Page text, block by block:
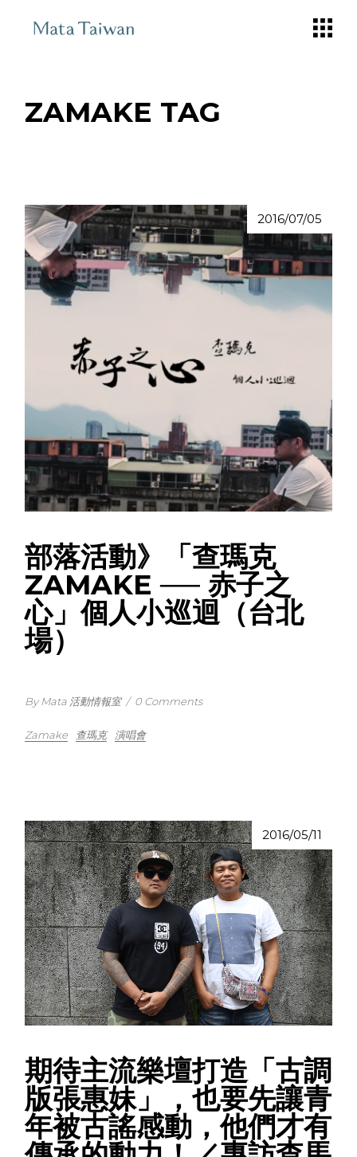
ZAMAKE TAG
2016/07/05
部落活動》「查瑪克
ZAMAKE ── 赤子之
心」個人小巡迴（台北
場）
By Mata 活動情報室 / 0 Comments
Zamake 查瑪克 演唱會
2016/05/11
期待主流樂壇打造「古調
版張惠妹」，也要先讓青
年被古謠感動，他們才有